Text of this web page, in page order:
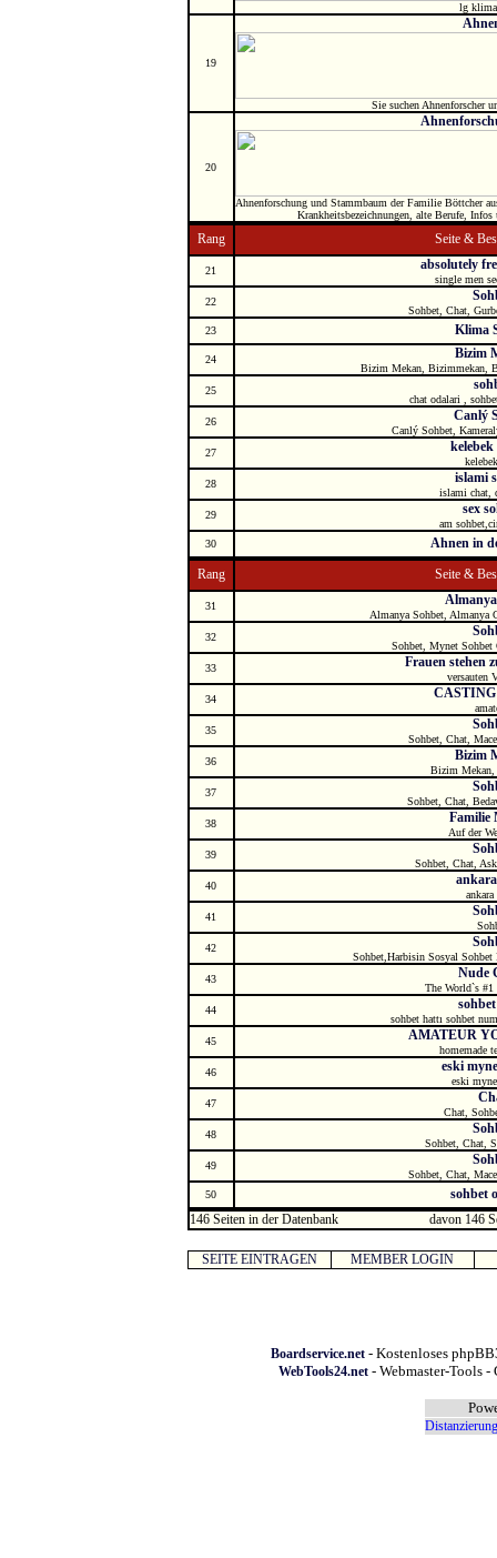
lg
19
Sie suchen Ahnenforscher
20
Ahnenforschung und Stammbaum der Familie Böttcher
Krankheitsbezeichnungen, alte Berufe,
Rang Seite &
21 absolutely
single men
22
Sohbet, Chat,
23
Klima
24 Bizim
Bizim Mekan, Bizimmekan,
25
chat odalari ,
26
Canlý
Canlý Sohbet,
27
kelebek
28
islami
islami chat,
29
sex
am
30
Ahnen in
Rang
Seite &
31
Almanya Sohbet, Almanya
32
Sohbet, Mynet Sohbet
33
Frauen stehen
versauten
34
35
Sohbet, Chat,
36
Bizim
Bizim Mekan,
37
Sohbet, Chat,
38
Familie
Auf der
39
Sohbet, Chat,
40
ankara
41
42
Sohbet,Harbisin Sosyal
43
Nude
The World`s #1
44
sohbet hattı sohbet
45
AMATEUR
homemade
46
eski
eski
47
Chat,
48
Sohbet, Chat,
49
Sohbet, Chat,
50
sohbet
146 Seiten in der Datenbank
davon 146
SEITE EINTRAGEN MEMBER LOGIN
Boardservice.net- Kostenloses
WebTools24.net- Webmaster-Tools -